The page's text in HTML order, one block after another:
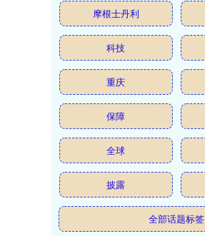
摩根士丹利
科技
重庆
保障
全球
披露
全部话题标签